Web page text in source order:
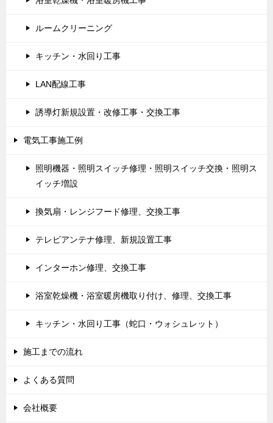
ルームクリーニング
キッチン・水回り工事
LAN配線工事
誘導灯新規設置・改修工事・交換工事
電気工事施工例
照明機器・照明スイッチ修理・照明スイッチ交換・照明ス
イッチ増設
換気扇・レンジフード修理、交換工事
テレビアンテナ修理、新規設置工事
インターホン修理、交換工事
浴室乾燥機・浴室暖房機取り付け、修理、交換工事
キッチン・水回り工事（蛇口・ウォシュレット）
施工までの流れ
よくある質問
会社概要